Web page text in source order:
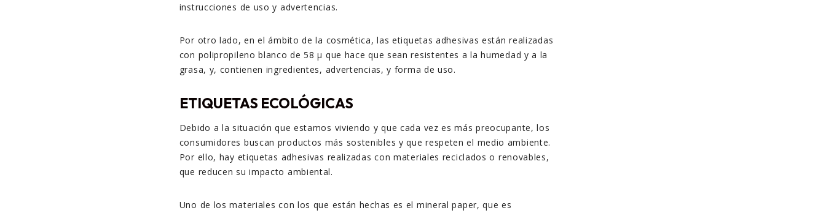
instrucciones de uso y advertencias.
Por otro lado, en el ámbito de la cosmética, las etiquetas adhesivas están realizadas
con polipropileno blanco de 58 µ que hace que sean resistentes a la humedad y a la
grasa, y, contienen ingredientes, advertencias, y forma de uso.
ETIQUETAS ECOLÓGICAS
Debido a la situación que estamos viviendo y que cada vez es más preocupante, los
consumidores buscan productos más sostenibles y que respeten el medio ambiente.
Por ello, hay etiquetas adhesivas realizadas con materiales reciclados o renovables,
que reducen su impacto ambiental.
Uno de los materiales con los que están hechas es el mineral paper, que es